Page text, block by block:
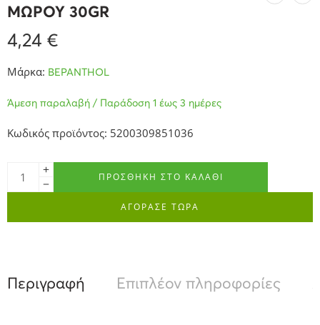
ΜΩΡΟΥ 30GR
4,24 €
Μάρκα: BEPANTHOL
Άμεση παραλαβή / Παράδοση 1 έως 3 ημέρες
Κωδικός προϊόντος: 5200309851036
ΠΡΟΣΘΉΚΗ ΣΤΟ ΚΑΛΆΘΙ
ΑΓΟΡΑΣΕ ΤΩΡΑ
Περιγραφή Επιπλέον πληροφορίες